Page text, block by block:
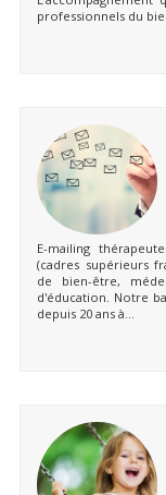
professionnels du
E-mailing
(cadres supérieurs
de bien-être,
d'éducation. Notre
depuis 20 ans à...